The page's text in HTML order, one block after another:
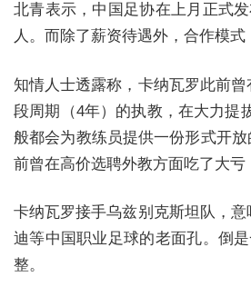
北青表示， 中国足协在上月正式
人。 而除了薪资待遇外，合作模式
知情人士透露称，卡纳瓦罗此前
段周期（4年）的执教，在大力提
般都会为教练员提供一份形式开
前曾在高价选聘外教方面吃了大亏
卡纳瓦罗接手乌兹别克斯坦队，
迪等中国职业足球的老面孔。倒
整。